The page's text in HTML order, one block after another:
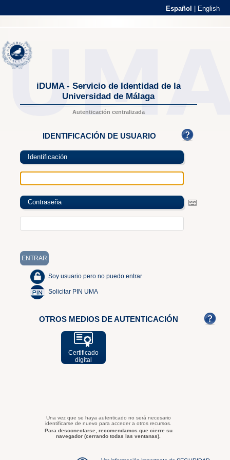
Español English
iDUMA - Servicio de Identidad de la
Universidad de Málaga
Autenticación centralizada
IDENTIFICACIÓN DE USUARIO
Identificación
Contraseña
Soy usuario pero no puedo entrar
Solicitar PIN UMA
OTROS MEDIOS DE AUTENTICACIÓN
Certificado
digital
Una vez que se haya autenticado no será necesario
identificarse de nuevo para acceder a otros recursos.
Para desconectarse, recomendamos que cierre su
navegador (cerrando todas las ventanas).